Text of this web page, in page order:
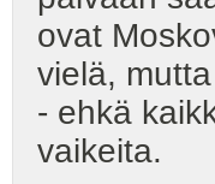
ovat
vielä,
- ehkä